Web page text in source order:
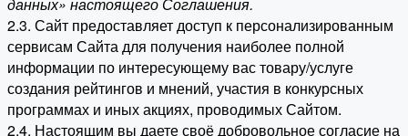
данных» настоящего Соглашения.
2.3. Сайт предоставляет доступ к персонализированным
сервисам Сайта для получения наиболее полной
информации по интересующему вас товару/услуге
создания рейтингов и мнений, участия в конкурсных
программах и иных акциях, проводимых Сайтом.
2.4. Настоящим вы даете своё добровольное согласие на